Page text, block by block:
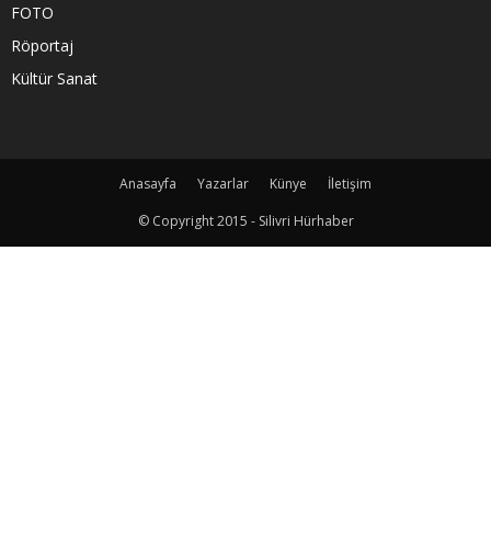
FOTO
Röportaj
Kültür Sanat
Anasayfa Yazarlar Künye
İletişim
© Copyright 2015 - Silivri Hürhaber